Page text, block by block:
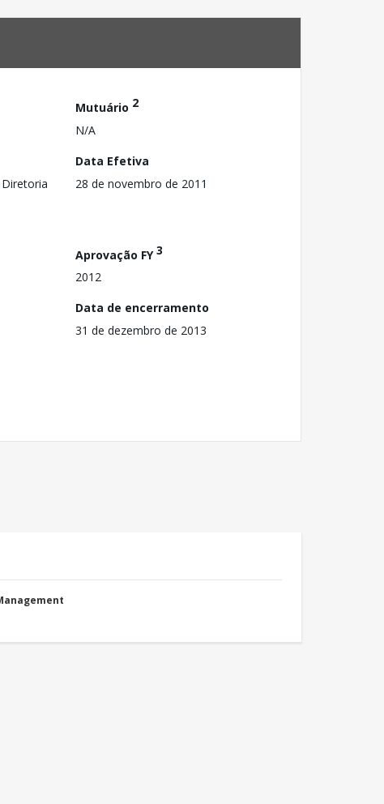
Mutuário 2
N/A
Data Efetiva
28 de novembro de 2011
Aprovação FY3
2012
Data de encerramento
31 de dezembro de 2013